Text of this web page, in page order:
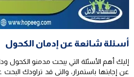
أسئلة شائعة عن إدمان الكحول
إليك أهم الأسئلة التي يبحث مدمنو الكحول
عن إجابتها باستمرار، والتى قد تراودك